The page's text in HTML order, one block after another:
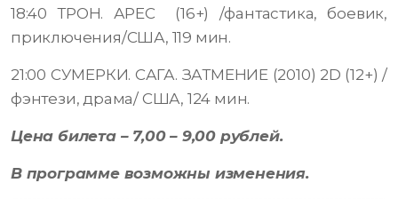
18:40 ТРОН. АРЕС (16+) /фантастика, боевик,
приключения/США, 119 мин.
21:00 СУМЕРКИ. САГА. ЗАТМЕНИЕ (2010) 2D (12+) /
фэнтези, драма/ США, 124 мин.
Цена билета – 7,00 – 9,00 рублей.
В программе возможны изменения.